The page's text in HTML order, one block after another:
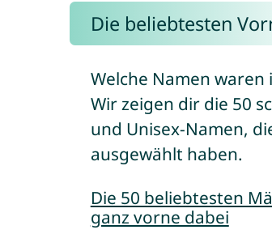
Die beliebtesten
Welche Namen waren
Wir zeigen dir die 50
und Unisex-Namen,
ausgewählt haben.
Die 50 beliebtesten
ganz vorne dabei